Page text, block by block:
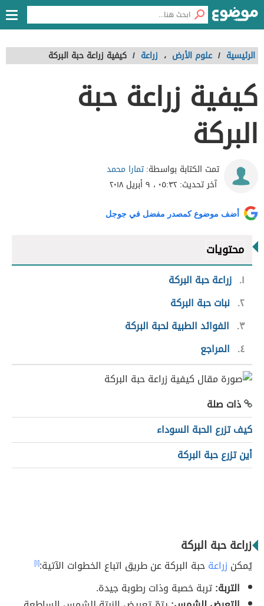
الرئيسية / علوم الأرض ، زراعة / كيفية زراعة حبة البركة
كيفية زراعة حبة
البركة
تمت الكتابة بواسطة:تمارا محمد
آخر تحديث:٠٥:٣٢ ، ٩ أبريل ٢٠١٨
أضف موضوع كمصدر مفضل في جوجل
محتويات
١ زراعة حبة البركة
٢ نبات حبة البركة
٣
الفوائد الطبية لحبة البركة
٤
المراجع
ذات صلة
كيف تزرع الحبة السوداء
أين تزرع حبة البركة
زراعة حبة البركة
يُمكن زراعةحبة البركة عن طريق اتباع الخطوات الآتية:[١]
التربة:تربة خصبة وذات رطوبة جيدة.